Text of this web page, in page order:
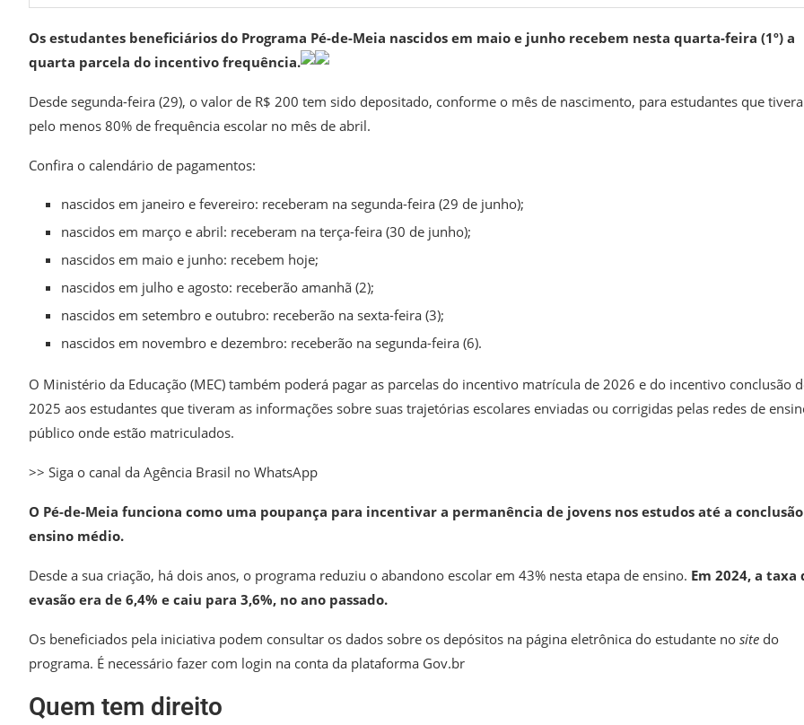
Os estudantes beneficiários do Programa Pé-de-Meia nascidos em maio e junho recebem nesta quarta-feira (1º) a
quarta parcela do incentivo frequência.
Desde segunda-feira (29), o valor de R$ 200 tem sido depositado, conforme o mês de nascimento, para estudantes que
pelo menos 80% de frequência escolar no mês de abril.
Confira o calendário de pagamentos:
nascidos em janeiro e fevereiro: receberam na segunda-feira (29 de junho);
nascidos em março e abril: receberam na terça-feira (30 de junho);
nascidos em maio e junho: recebem hoje;
nascidos em julho e agosto: receberão amanhã (2);
nascidos em setembro e outubro: receberão na sexta-feira (3);
nascidos em novembro e dezembro: receberão na segunda-feira (6).
O Ministério da Educação (MEC) também poderá pagar as parcelas do incentivo matrícula de 2026 e do incentivo conclusão
2025 aos estudantes que tiveram as informações sobre suas trajetórias escolares enviadas ou corrigidas pelas redes de
público onde estão matriculados.
>> Siga o canal da Agência Brasil no WhatsApp
O Pé-de-Meia funciona como uma poupança para incentivar a permanência de jovens nos estudos até a
ensino médio.
Desde a sua criação, há dois anos, o programa reduziu o abandono escolar em 43% nesta etapa de ensino. Em 2024, a taxa
evasão era de 6,4% e caiu para 3,6%, no ano passado.
Os beneficiados pela iniciativa podem consultar os dados sobre os depósitos na página eletrônica do estudante no site do
programa. É necessário fazer com login na conta da plataforma Gov.br
Quem tem direito